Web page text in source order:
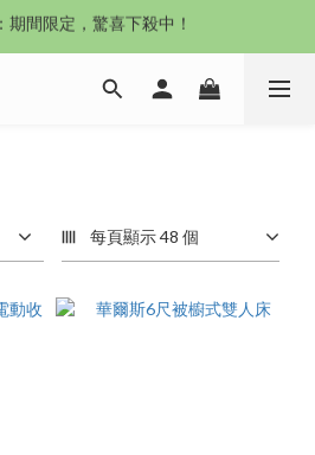
躺，頭等艙到商務艙一次擁有
躺，頭等艙到商務艙一次擁有
刀下單 舒適與溫暖同步到手！
每頁顯示 48 個